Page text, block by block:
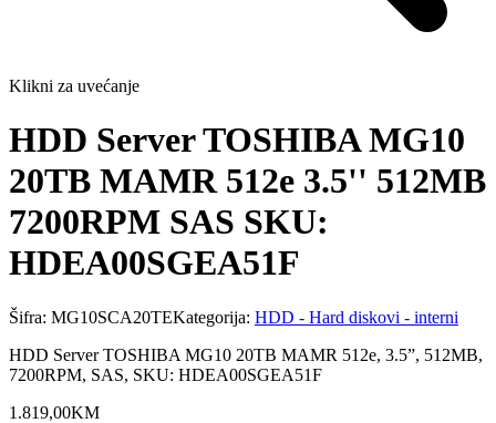
Klikni za uvećanje
HDD Server TOSHIBA MG10
20TB MAMR 512e 3.5'' 512MB
7200RPM SAS SKU:
HDEA00SGEA51F
Šifra: MG10SCA20TEKategorija: HDD - Hard diskovi - interni
HDD Server TOSHIBA MG10 20TB MAMR 512e, 3.5”, 512MB,
7200RPM, SAS, SKU: HDEA00SGEA51F
1.819,00KM